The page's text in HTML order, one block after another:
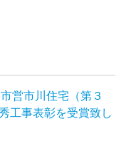
営市川住宅（第３
工事表彰を受賞致し